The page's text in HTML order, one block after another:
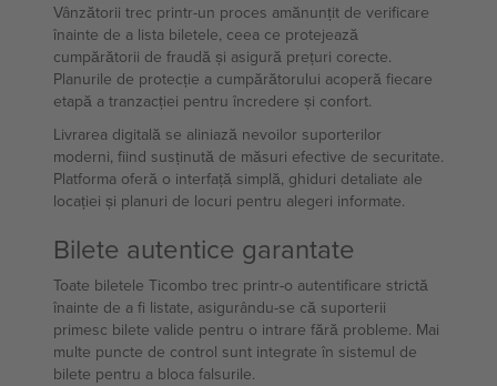
Vânzătorii trec printr-un proces amănunțit de verificare
înainte de a lista biletele, ceea ce protejează
cumpărătorii de fraudă și asigură prețuri corecte.
Planurile de protecție a cumpărătorului acoperă fiecare
etapă a tranzacției pentru încredere și confort.
Livrarea digitală se aliniază nevoilor suporterilor
moderni, fiind susținută de măsuri efective de securitate.
Platforma oferă o interfață simplă, ghiduri detaliate ale
locației și planuri de locuri pentru alegeri informate.
Bilete autentice garantate
Toate biletele Ticombo trec printr-o autentificare strictă
înainte de a fi listate, asigurându-se că suporterii
primesc bilete valide pentru o intrare fără probleme. Mai
multe puncte de control sunt integrate în sistemul de
bilete pentru a bloca falsurile.